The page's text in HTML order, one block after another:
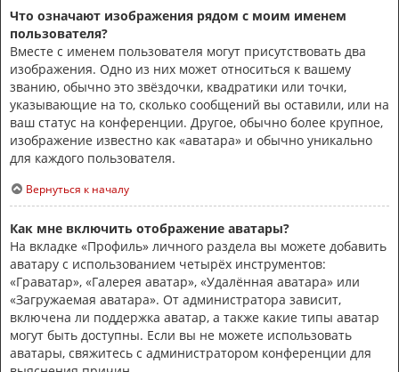
Что означают изображения рядом с моим именем
пользователя?
Вместе с именем пользователя могут присутствовать два
изображения. Одно из них может относиться к вашему
званию, обычно это звёздочки, квадратики или точки,
указывающие на то, сколько сообщений вы оставили, или на
ваш статус на конференции. Другое, обычно более крупное,
изображение известно как «аватара» и обычно уникально
для каждого пользователя.
Вернуться к началу
Как мне включить отображение аватары?
На вкладке «Профиль» личного раздела вы можете добавить
аватару с использованием четырёх инструментов:
«Граватар», «Галерея аватар», «Удалённая аватара» или
«Загружаемая аватара». От администратора зависит,
включена ли поддержка аватар, а также какие типы аватар
могут быть доступны. Если вы не можете использовать
аватары, свяжитесь с администратором конференции для